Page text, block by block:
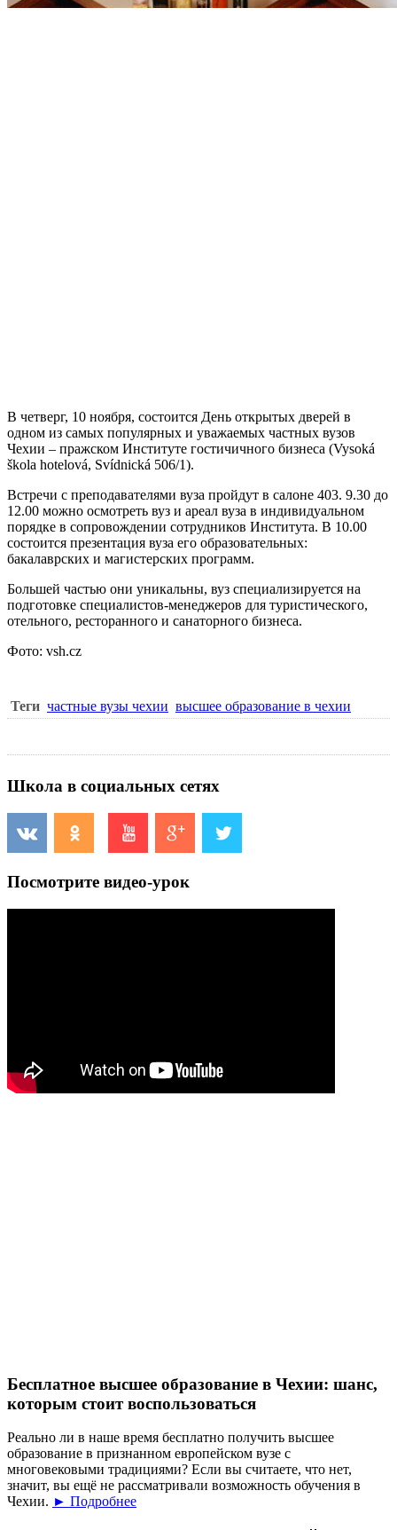
В четверг, 10 ноября, состоится День открытых дверей в
одном из самых популярных и уважаемых частных вузов
Чехии – пражском Институте гостичичного бизнеса (Vysoká
škola hotelová, Svídnická 506/1).
Встречи с преподавателями вуза пройдут в салоне 403. 9.30 до
12.00 можно осмотреть вуз и ареал вуза в индивидуальном
порядке в сопровождении сотрудников Института. В 10.00
состоится презентация вуза его образовательных:
бакалаврских и магистерских программ.
Большей частью они уникальны, вуз специализируется на
подготовке специалистов-менеджеров для туристического,
отельного, ресторанного и санаторного бизнеса.
Фото: vsh.cz
Теги частные вузы чехии высшее образование в чехии
Школа в социальных сетях
Посмотрите видео-урок
Бесплатное высшее образование в Чехии: шанс,
которым стоит воспользоваться
Реально ли в наше время бесплатно получить высшее
образование в признанном европейском вузе с
многовековыми традициями? Если вы считаете, что нет,
значит, вы ещё не рассматривали возможность обучения в
Чехии. ► Подробнее